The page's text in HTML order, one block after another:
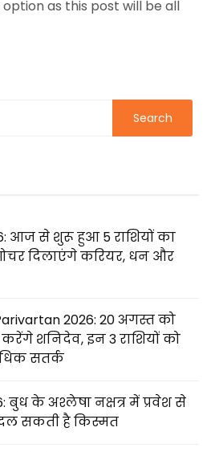
as this post will be all
आज से शुरू हुआ 5 राशियों का
दिलाएंगे करियर, धन और
2026: 20 अगस्त को
करेंगे शनिदेव, इन 3 राशियों को
सतर्क
बुध के अश्लेषा नक्षत्र में प्रवेश से
सकती है किस्मत